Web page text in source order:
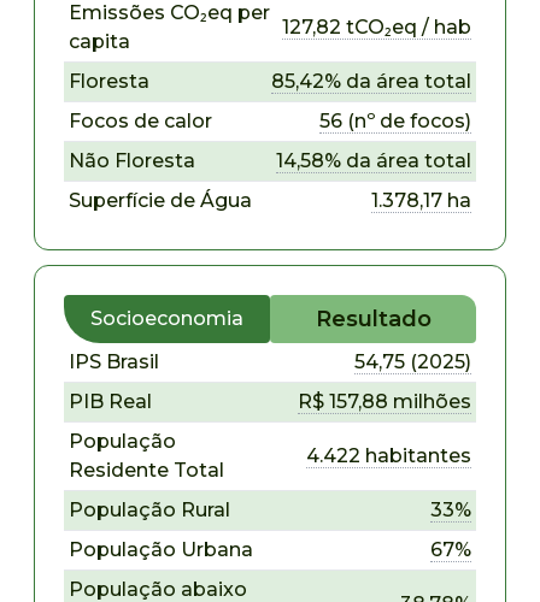
Emissões CO₂eq per
capita
127,82 tCO₂eq / hab
Floresta
85,42% da área total
Focos de calor
56 (nº de focos)
Não Floresta
14,58% da área total
Superfície de Água
1.378,17 ha
Socioeconomia Resultado
IPS Brasil
54,75 (2025)
PIB Real
R$ 157,88 milhões
População
Residente Total
4.422 habitantes
População Rural
33%
População Urbana
67%
População abaixo